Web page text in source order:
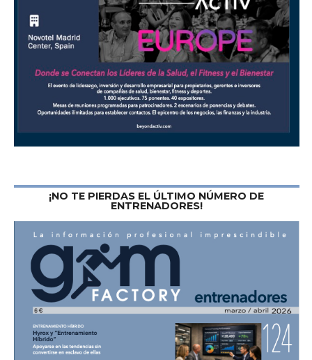
¡NO TE PIERDAS EL ÚLTIMO NÚMERO DE
ENTRENADORES!